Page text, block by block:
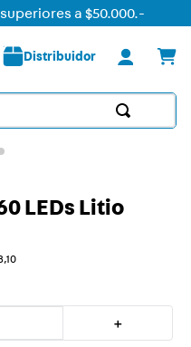
a $50.000.-
Distribuidor
LEDs Litio
,10
＋